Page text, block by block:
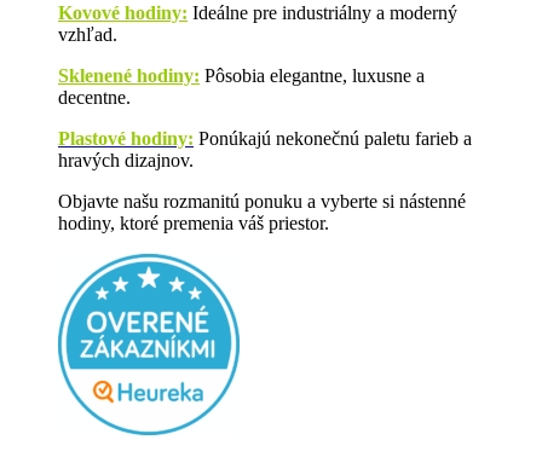
Kovové hodiny: Ideálne pre industriálny a moderný
vzhľad.
Sklenené hodiny: Pôsobia elegantne, luxusne a
decentne.
Plastové hodiny: Ponúkajú nekonečnú paletu farieb a
hravých dizajnov.
Objavte našu rozmanitú ponuku a vyberte si nástenné
hodiny, ktoré premenia váš priestor.